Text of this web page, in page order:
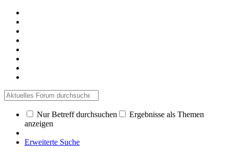
Nur Betreff durchsuchen
Ergebnisse als Themen
anzeigen
Erweiterte Suche